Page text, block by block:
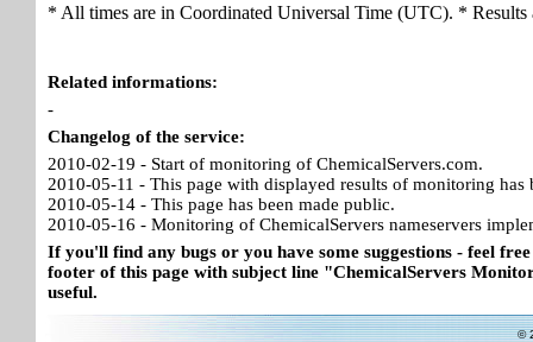
* All times are in Coordinated Universal Time (UTC). * Results
Related informations:
-
Changelog of the service:
2010-02-19 - Start of monitoring of ChemicalServers.com.
2010-05-11 - This page with displayed results of monitoring has
2010-05-14 - This page has been made public.
2010-05-16 - Monitoring of ChemicalServers nameservers
If you'll find any bugs or you have some suggestions - feel
footer of this page with subject line "ChemicalServers
useful.
©